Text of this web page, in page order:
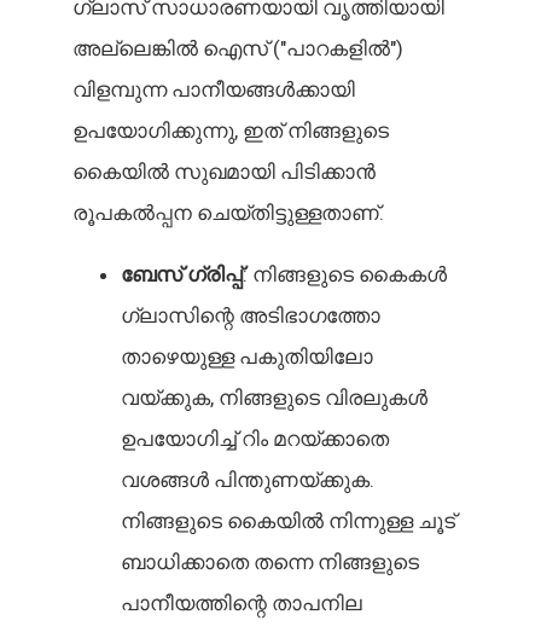
ഗ്ലാസ് സാധാരണയായി വൃത്തിയായി
അല്ലെങ്കിൽ ഐസ് ("പാറകളിൽ")
വിളമ്പുന്ന പാനീയങ്ങൾക്കായി
ഉപയോഗിക്കുന്നു, ഇത് നിങ്ങളുടെ
കൈയിൽ സുഖമായി പിടിക്കാൻ
രൂപകൽപ്പന ചെയ്തിട്ടുള്ളതാണ്.
ബേസ് ഗ്രിപ്പ്: നിങ്ങളുടെ കൈകൾ
ഗ്ലാസിന്റെ അടിഭാഗത്തോ
താഴെയുള്ള പകുതിയിലോ
വയ്ക്കുക, നിങ്ങളുടെ വിരലുകൾ
ഉപയോഗിച്ച് റിം മറയ്ക്കാതെ
വശങ്ങൾ പിന്തുണയ്ക്കുക.
നിങ്ങളുടെ കൈയിൽ നിന്നുള്ള ചൂട്
ബാധിക്കാതെ തന്നെ നിങ്ങളുടെ
പാനീയത്തിന്റെ താപനില